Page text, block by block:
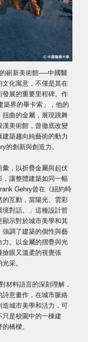
嶄新美術館──中國醫
化寓意，不僅是其在
展的重要里程碑。作
築界的畢卡索」，他的
曲的金屬，展現跳舞
美術館，曾徹底改變
築趨向純藝術的動力
的創新與創造力。
，以折疊金屬與起伏
讓整體建築如同一幅
Gehry曾在《紐約時
互動，當陽光、雲彩
對話。」這種設計哲
示對於城市美學和其
調了建築的個性與藝
。以金屬的摺疊與光
眼又溫柔的視覺張
采。
材料語言的深刻理解，
意畫作，在城市脈絡
城市美學和活力，可
是校園中的一棟建
橋樑。